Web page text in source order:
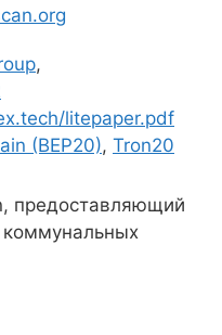
,
litepaper.pdf
(BEP20), Tron20
предоставляющий
коммунальных